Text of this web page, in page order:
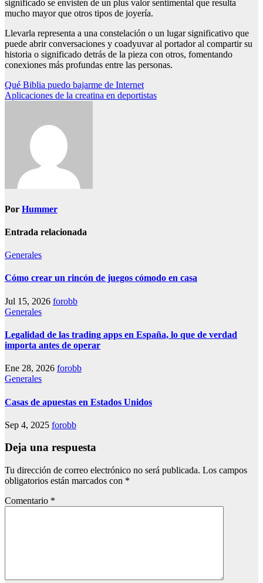
significado se envisten de un plus valor sentimental que resulta
mucho mayor que otros tipos de joyería.
Llevarla representa a una constelación o un lugar significativo que
puede abrir conversaciones y coadyuvar al portador al compartir su
historia o significado detrás de la pieza con otros, fomentando
conexiones más profundas entre las personas.
Navegación
de
Qué Biblia puedo bajarme de Internet
Aplicaciones de la creatina en deportistas
Por Hummer
Entrada relacionada
Generales
Cómo crear un rincón de juegos cómodo en casa
Jul 15, 2026 forobb
Generales
Legalidad de las trading apps en España, lo que de verdad
importa antes de operar
Ene 28, 2026 forobb
Generales
Casas de apuestas en Estados Unidos
Sep 4, 2025 forobb
Deja una respuesta
Tu dirección de correo electrónico no será publicada. Los campos
obligatorios están marcados con *
Comentario *